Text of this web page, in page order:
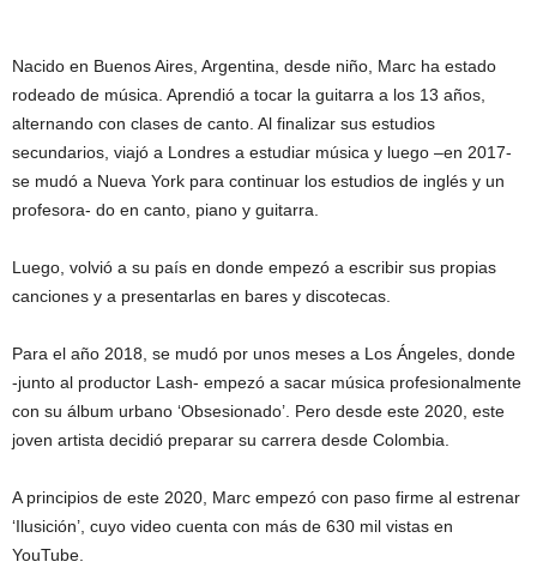
Nacido en Buenos Aires, Argentina, desde niño, Marc ha estado
rodeado de música. Aprendió a tocar la guitarra a los 13 años,
alternando con clases de canto. Al finalizar sus estudios
secundarios, viajó a Londres a estudiar música y luego –en 2017-
se mudó a Nueva York para continuar los estudios de inglés y un
profesora- do en canto, piano y guitarra.
Luego, volvió a su país en donde empezó a escribir sus propias
canciones y a presentarlas en bares y discotecas.
Para el año 2018, se mudó por unos meses a Los Ángeles, donde
-junto al productor Lash- empezó a sacar música profesionalmente
con su álbum urbano ‘Obsesionado’. Pero desde este 2020, este
joven artista decidió preparar su carrera desde Colombia.
A principios de este 2020, Marc empezó con paso firme al estrenar
‘Ilusición’, cuyo video cuenta con más de 630 mil vistas en
YouTube.